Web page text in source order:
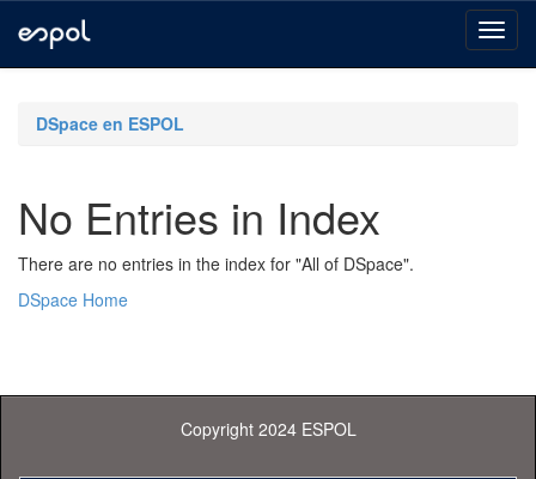
navigationDSpace en ESPOL
No Entries in Index
There are no entries in the index for "All of DSpace".
DSpace Home
Copyright 2024 ESPOL